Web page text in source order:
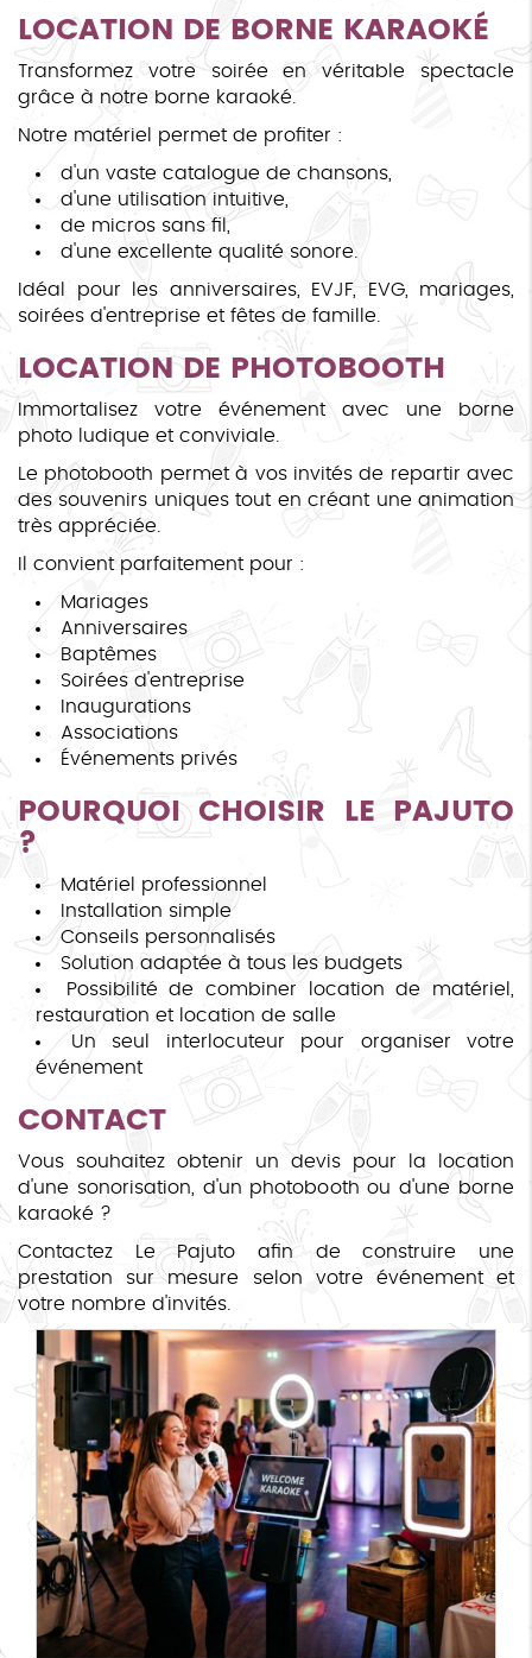
LOCATION DE BORNE KARAOKÉ
Transformez votre soirée en véritable spectacle
grâce à notre borne karaoké.
Notre matériel permet de profiter :
d'un vaste catalogue de chansons,
d'une utilisation intuitive,
de micros sans fil,
d'une excellente qualité sonore.
Idéal pour les anniversaires, EVJF, EVG, mariages,
soirées d'entreprise et fêtes de famille.
LOCATION DE PHOTOBOOTH
Immortalisez votre événement avec une borne
photo ludique et conviviale.
Le photobooth permet à vos invités de repartir avec
des souvenirs uniques tout en créant une animation
très appréciée.
Il convient parfaitement pour :
Mariages
Anniversaires
Baptêmes
Soirées d'entreprise
Inaugurations
Associations
Événements privés
POURQUOI CHOISIR LE PAJUTO
?
Matériel professionnel
Installation simple
Conseils personnalisés
Solution adaptée à tous les budgets
Possibilité de combiner location de matériel,
restauration et location de salle
Un seul interlocuteur pour organiser votre
événement
CONTACT
Vous souhaitez obtenir un devis pour la location
d'une sonorisation, d'un photobooth ou d'une borne
karaoké ?
Contactez Le Pajuto afin de construire une
prestation sur mesure selon votre événement et
votre nombre d'invités.